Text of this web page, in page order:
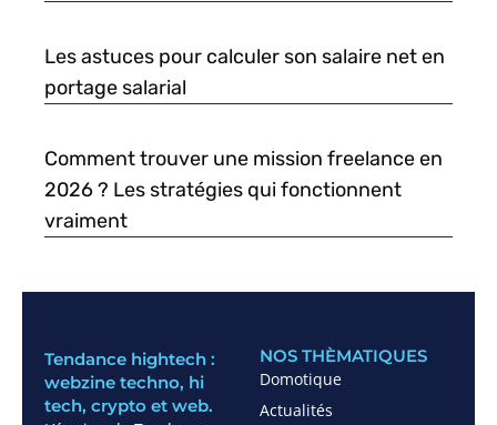
Les astuces pour calculer son salaire net en
portage salarial
Comment trouver une mission freelance en
2026 ? Les stratégies qui fonctionnent
vraiment
Tendance hightech :
webzine techno, hi
tech, crypto et web.
NOS THÈMATIQUES
Domotique
Actualités